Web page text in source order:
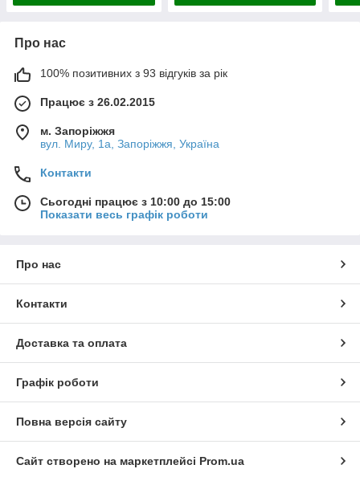
Про нас
100% позитивних з 93 відгуків за рік
Працює з 26.02.2015
м. Запоріжжя
вул. Миру, 1а, Запоріжжя, Україна
Контакти
Сьогодні працює з 10:00 до 15:00
Показати весь графік роботи
Про нас
Контакти
Доставка та оплата
Графік роботи
Повна версія сайту
Сайт створено на маркетплейсі Prom.ua